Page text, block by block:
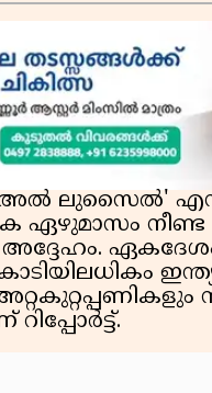
ലുസൈൽ' എന്ന
നീണ്ട